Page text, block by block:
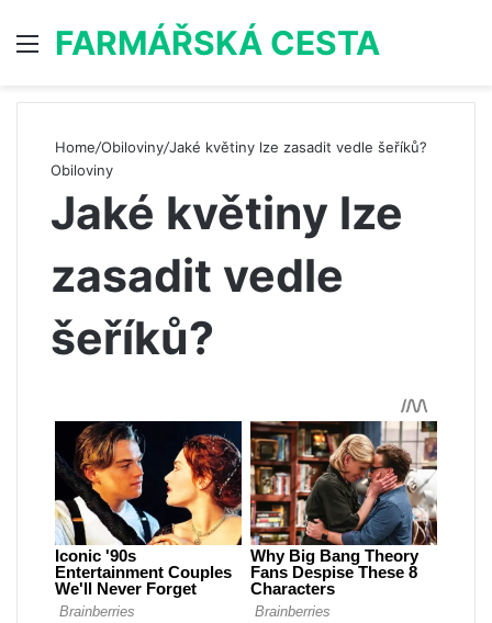
Menu
FARMÁŘSKÁ CESTA
Home/Obiloviny/Jaké květiny lze zasadit vedle šeříků?
Obiloviny
Jaké květiny lze
zasadit vedle
šeříků?